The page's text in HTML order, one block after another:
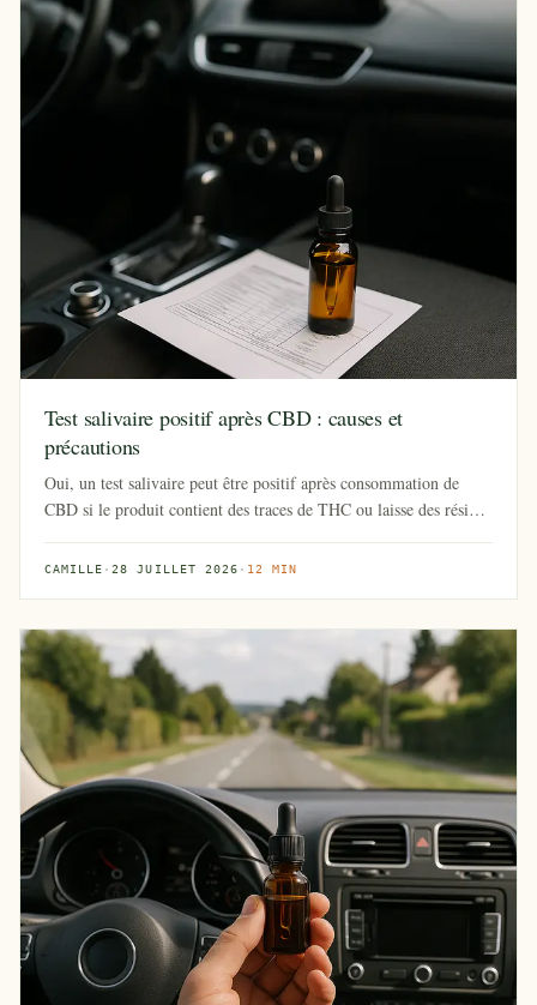
Test salivaire positif après CBD : causes et
précautions
Oui, un test salivaire peut être positif après consommation de
CBD si le produit contient des traces de THC ou laisse des résidus
CAMILLE ·28 JUILLET 2026 · 12 MIN